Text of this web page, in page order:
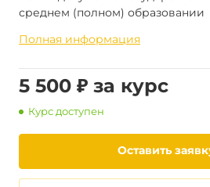
среднем (полном) образовании
Полная информация
5 500 ₽ за курс
Курс доступен
Оставить